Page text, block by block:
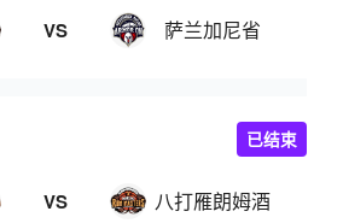
VS 萨兰加尼省
VS 八打雁朗姆酒
已结束